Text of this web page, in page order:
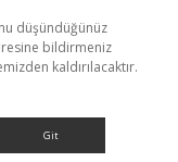
düşündüğünüz
bildirmeniz
kaldırılacaktır.